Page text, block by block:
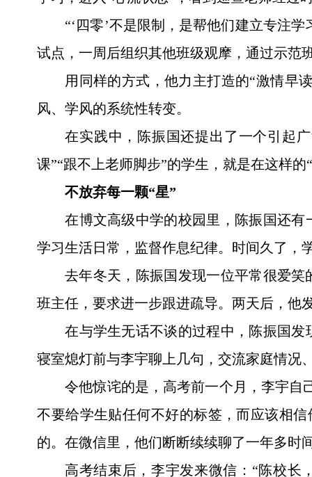
“‘四零’不是限制，是帮他们建立专注
试点，一周后组织其他班级观摩，通过示范
用同样的方式，他力主打造的“激情早
风、学风的系统性转变。
在实践中，陈振国还提出了一个引起
课”“跟不上老师脚步”的学生，就是在这样
不放弃每一颗“星”
在博文高级中学的校园里，陈振国还
学习生活日常，监督作息纪律。时间久了，
去年冬天，陈振国发现一位平常很爱
班主任，要求进一步跟进疏导。两天后，他
在与学生无话不谈的过程中，陈振国
寝室熄灯前与李宇聊上几句，交流家庭情况
令他惊诧的是，高考前一个月，李宇自
不要给学生贴任何不好的标签，而应该相
的。在微信里，他们断断续续聊了一年多时
高考结束后，李宇发来微信：“陈校长